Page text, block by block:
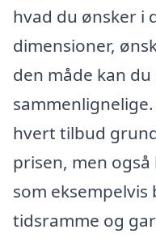
hvad du ønsker i
dimensioner,
den måde kan
hvert tilbud
prisen, men
som
tidsramme og